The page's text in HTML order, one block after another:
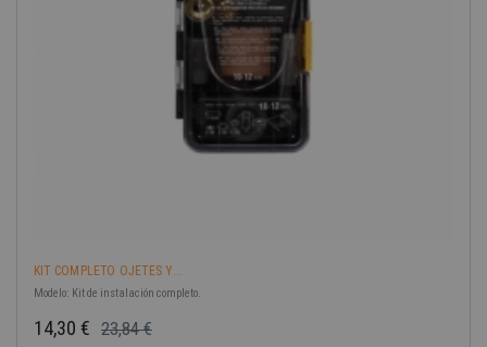
KIT COMPLETO OJETES Y...
Modelo: Kit de instalación completo.
23,84 €
14,30 €